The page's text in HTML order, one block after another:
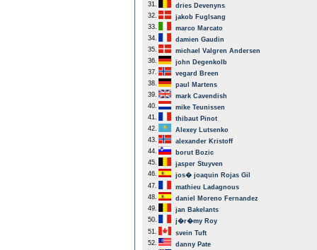
31.
dries Devenyns
32.
jakob Fuglsang
33.
marco Marcato
34.
damien Gaudin
35.
michael Valgren Andersen
36.
john Degenkolb
37.
vegard Breen
38.
paul Martens
39.
mark Cavendish
40.
mike Teunissen
41.
thibaut Pinot
42.
Alexey Lutsenko
43.
alexander Kristoff
44.
borut Bozic
45.
jasper Stuyven
46.
jos� joaquin Rojas Gil
47.
mathieu Ladagnous
48.
daniel Moreno Fernandez
49.
jan Bakelants
50.
j�r�my Roy
51.
svein Tuft
52.
danny Pate